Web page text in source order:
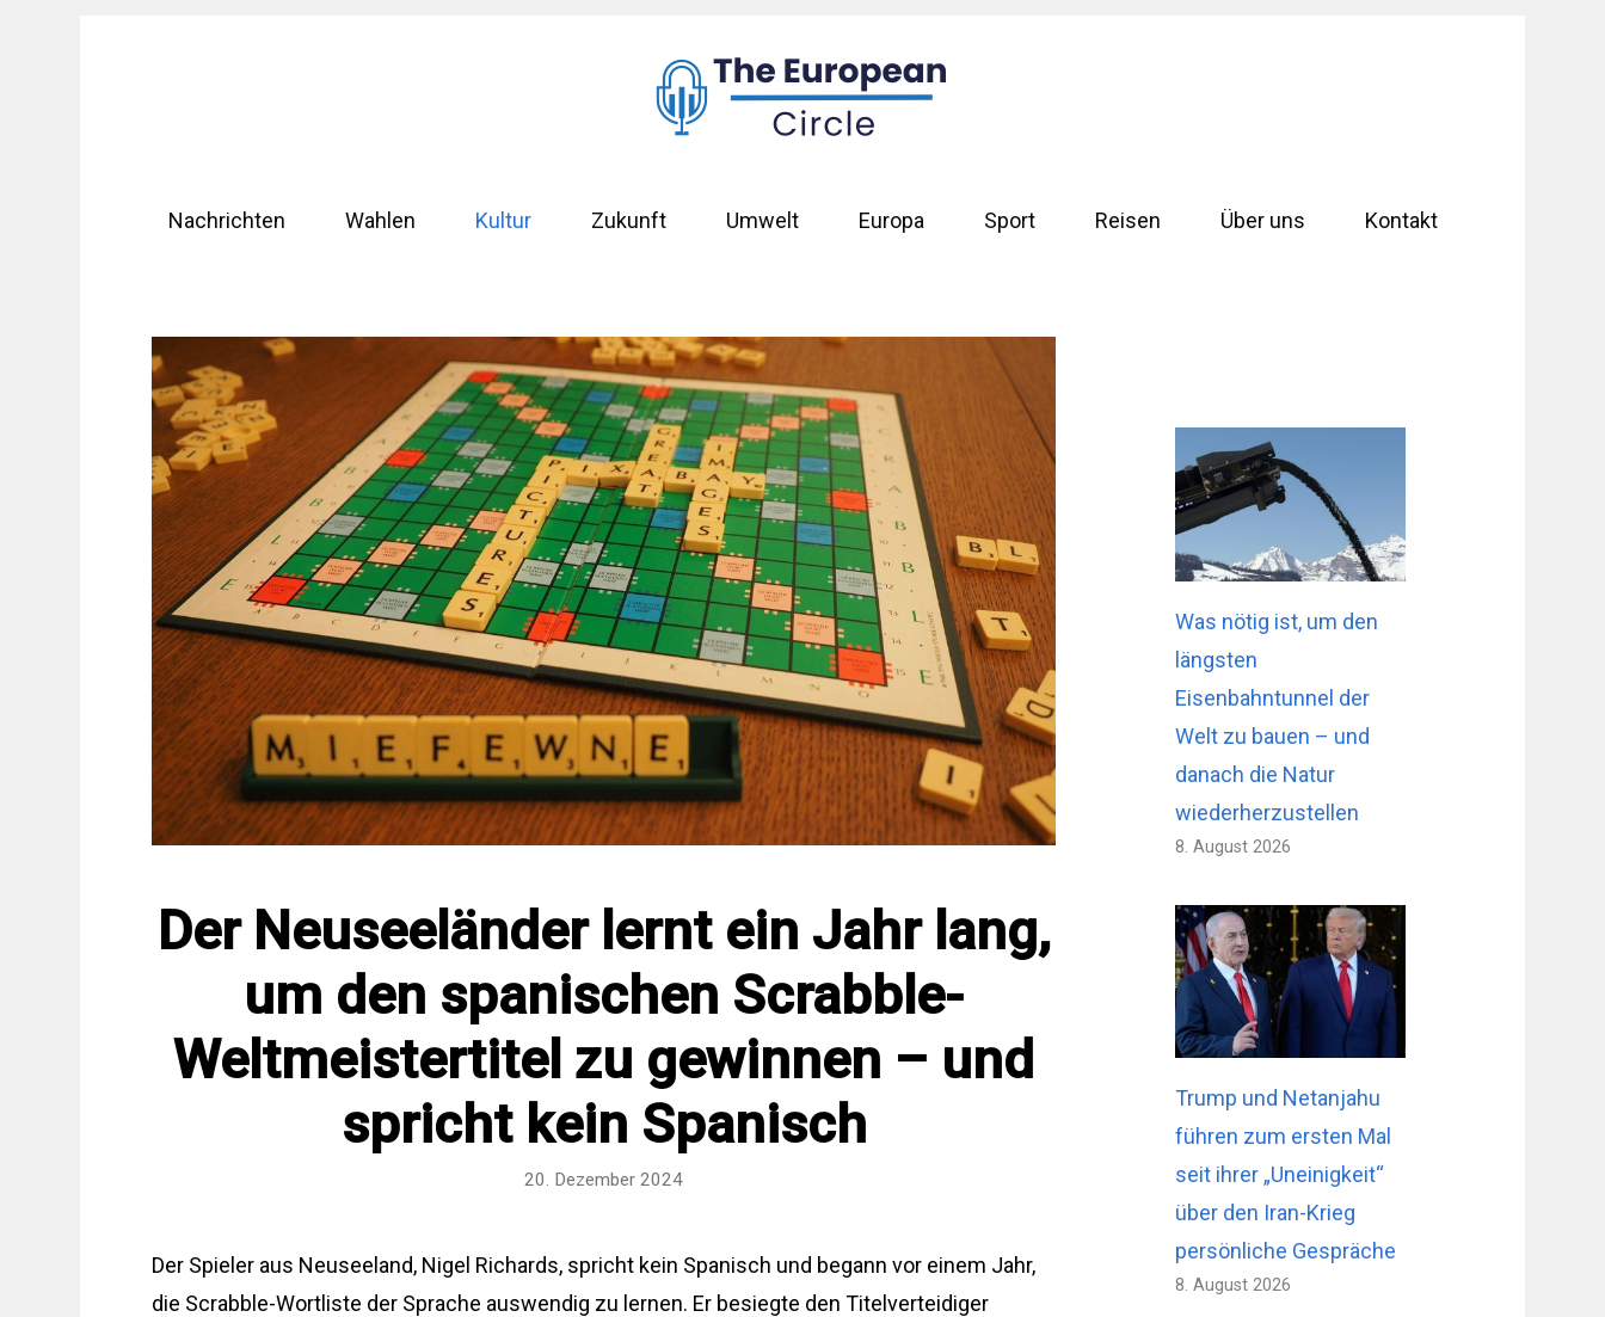
Nachrichten Wahlen Kultur Zukunft Umwelt Europa Sport Reisen Über uns Kontakt
Der Neuseeländer lernt ein Jahr lang,
um den spanischen Scrabble-
Weltmeistertitel zu gewinnen – und
spricht kein Spanisch
20. Dezember 2024
Der Spieler aus Neuseeland, Nigel Richards, spricht kein Spanisch und begann vor einem Jahr,
die Scrabble-Wortliste der Sprache auswendig zu lernen. Er besiegte den Titelverteidiger
Was nötig ist, um den
längsten
Eisenbahntunnel der
Welt zu bauen – und
danach die Natur
wiederherzustellen
8. August 2026
Trump und Netanjahu
führen zum ersten Mal
seit ihrer „Uneinigkeit“
über den Iran-Krieg
persönliche Gespräche
8. August 2026